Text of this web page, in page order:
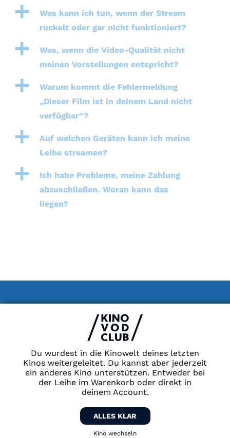
Du wurdest in die Kinowelt deines letzten
Kinos weitergeleitet. Du kannst aber jederzeit
ein anderes Kino unterstützen. Entweder bei
der Leihe im Warenkorb oder direkt in
deinem Account.
ALLES KLAR
Kino wechseln
a
Was kann ich tun, wenn der Stream
ruckelt oder gar nicht funktioniert?
a
Was, wenn die Video-Qualität nicht
meinen Vorstellungen entspricht?
a
Warum kommt die Fehlermeldung
„Dieser Film ist in deinem Land nicht
verfügbar“?
a
Auf welchen Geräten kann ich meine
Leihe streamen?
a
Ich habe Probleme, meine Zahlung
abzuschließen. Woran kann das
liegen?
AGB
Kontakt
Newsletter
Partner